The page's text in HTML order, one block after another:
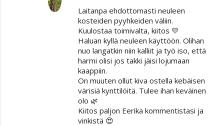
Laitanpa ehdottomasti neuleen
kosteiden pyyhkeiden väliin.
Kuulostaa toimivalta, kiitos 💛
Haluan kyllä neuleen käyttöön. Olihan
nuo langatkin niin kalliit ja työ iso, että
harmi olisi jos takki jäisi lojumaan
kaappiin.
On muuten ollut kiva ostella kebäisen
värisiä kynttilöitä. Tulee ihan keväinen
olo 🌿
Kiitos paljon Eerika kommentistasi ja
vinkistä 😍